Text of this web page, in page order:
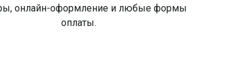
онлайн-оформление и любые формы
оплаты.